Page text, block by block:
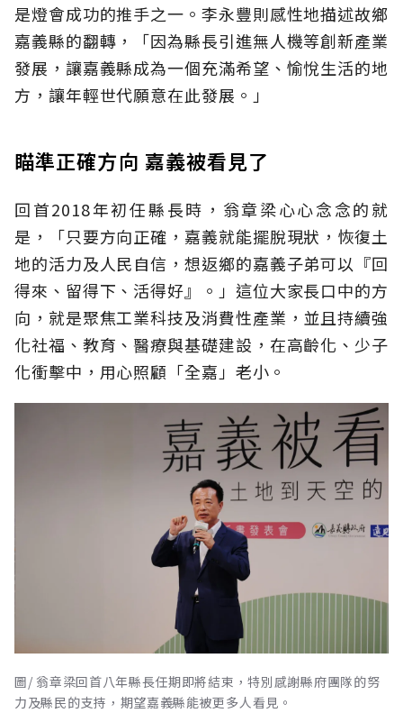
是燈會成功的推手之一。李永豐則感性地描述故鄉
嘉義縣的翻轉，「因為縣長引進無人機等創新產業
發展，讓嘉義縣成為一個充滿希望、愉悅生活的地
方，讓年輕世代願意在此發展。」
瞄準正確方向 嘉義被看見了
回首2018年初任縣長時，翁章梁心心念念的就
是，「只要方向正確，嘉義就能擺脫現狀，恢復土
地的活力及人民自信，想返鄉的嘉義子弟可以『回
得來、留得下、活得好』。」這位大家長口中的方
向，就是聚焦工業科技及消費性產業，並且持續強
化社福、教育、醫療與基礎建設，在高齡化、少子
化衝擊中，用心照顧「全嘉」老小。
圖/ 翁章梁回首八年縣長任期即將結束，特別感謝縣府團隊的努
力及縣民的支持，期望嘉義縣能被更多人看見。